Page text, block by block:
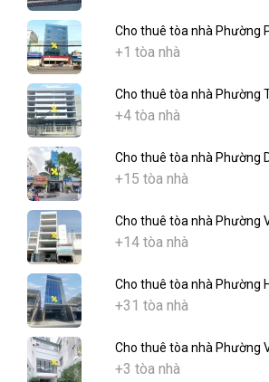
Cho thuê tòa nhà Phường
+1 tòa nhà
Cho thuê tòa nhà Phường
+4 tòa nhà
Cho thuê tòa nhà Phường
+15 tòa nhà
Cho thuê tòa nhà Phường
+14 tòa nhà
Cho thuê tòa nhà Phường
+31 tòa nhà
Cho thuê tòa nhà Phường
+3 tòa nhà